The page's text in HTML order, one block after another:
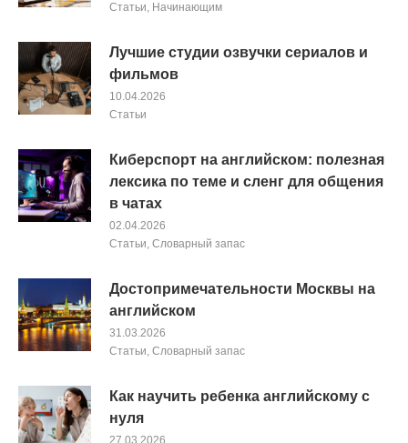
Cтатьи, Начинающим
Лучшие студии озвучки сериалов и
фильмов
10.04.2026
Cтатьи
Киберспорт на английском: полезная
лексика по теме и сленг для общения
в чатах
02.04.2026
Cтатьи, Словарный запас
Достопримечательности Москвы на
английском
31.03.2026
Cтатьи, Словарный запас
Как научить ребенка английскому с
нуля